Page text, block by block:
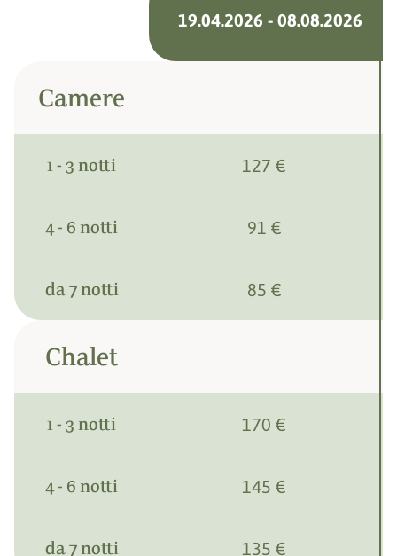
19.04.2026 - 08.08.2026
Camere
1 - 3 notti 127 €
4 - 6 notti 91 €
da 7 notti 85 €
Chalet
1 - 3 notti 170 €
4 - 6 notti 145 €
da 7 notti 135 €